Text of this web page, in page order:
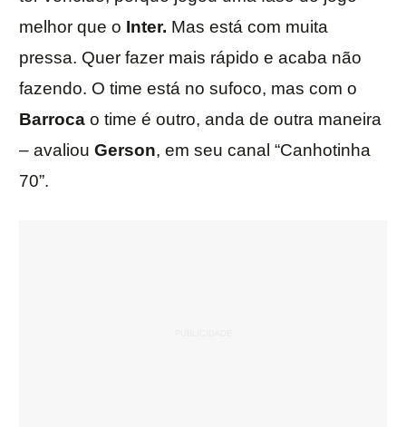
melhor que o Inter. Mas está com muita
pressa. Quer fazer mais rápido e acaba não
fazendo. O time está no sufoco, mas com o
Barroca o time é outro, anda de outra maneira
– avaliou Gerson, em seu canal “Canhotinha
70”.